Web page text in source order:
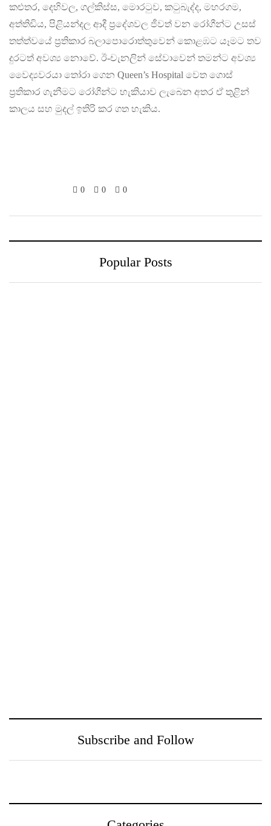
කළුතර, දෙහිවල, ගල්කිස්ස, මොරටුව, කටුබැද්ද, මහරගම,
අත්තිඩිය, පිළියන්දල ආදී ප්‍රදේශවල ජීවත් වන රෝගීන්ට උසස්
තත්ත්වයේ ප්‍රතිකාර බලාපොරොත්තුවෙන් කොළඹට යෑමට තව
දුරටත් අවශ්‍ය නොවේ. ඊ-චැනලින් සේවාවෙන් තමන්ට අවශ්‍ය
වෛද්‍යවරයා තෝරා ගෙන Queen’s Hospital වෙත ගොස්
ප්‍රතිකාර ගැනීමට රෝගීන්ට හැකියාව ලැබෙන අතර ඒ තුළින්
කාලය සහ මුදල් ඉතිරි කර ගත හැකිය.
0 0 0
Popular Posts
උදෙසා Medihelp රෝහල්
Centre සමඟ එක්වෙයි
Subscribe and Follow